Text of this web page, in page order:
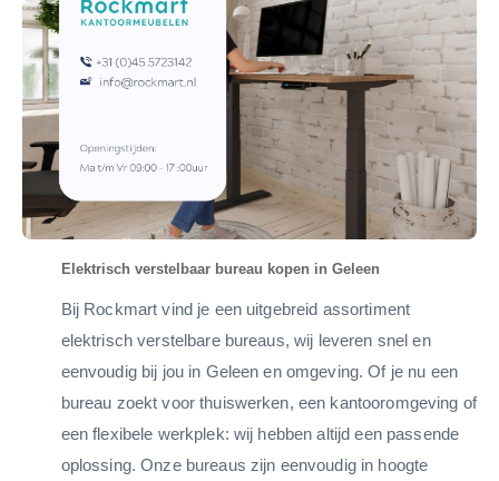
Elektrisch verstelbaar bureau kopen in Geleen
Bij Rockmart vind je een uitgebreid assortiment
elektrisch verstelbare bureaus, wij leveren snel en
eenvoudig bij jou in Geleen en omgeving. Of je nu een
bureau zoekt voor thuiswerken, een kantooromgeving of
een flexibele werkplek: wij hebben altijd een passende
oplossing. Onze bureaus zijn eenvoudig in hoogte